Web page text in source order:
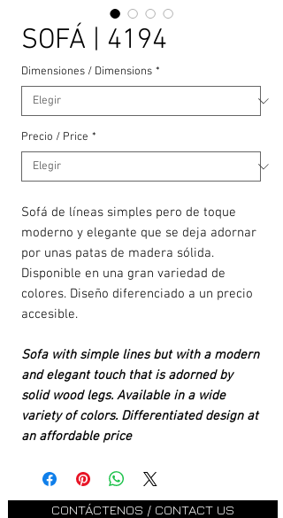
SOFÁ | 4194
Dimensiones / Dimensions *
Precio / Price *
Sofá de líneas simples pero de toque
moderno y elegante que se deja adornar
por unas patas de madera sólida.
Disponible en una gran variedad de
colores. Diseño diferenciado a un precio
accesible.
Sofa with simple lines but with a modern
and elegant touch that is adorned by
solid wood legs. Available in a wide
variety of colors. Differentiated design at
an affordable price
CONTÁCTENOS / CONTACT US